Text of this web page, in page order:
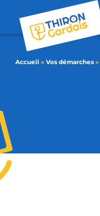
Accueil » Vos démarches »